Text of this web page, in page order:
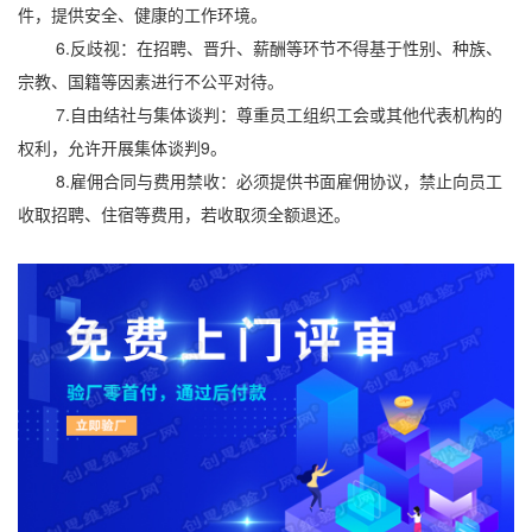
件，提供安全、健康的工作环境。
6.反歧视：在招聘、晋升、薪酬等环节不得基于性别、种族、
宗教、国籍等因素进行不公平对待。
7.自由结社与集体谈判：尊重员工组织工会或其他代表机构的
权利，允许开展集体谈判9。
8.雇佣合同与费用禁收：必须提供书面雇佣协议，禁止向员工
收取招聘、住宿等费用，若收取须全额退还。